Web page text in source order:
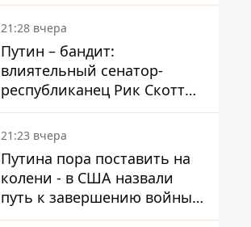
районов области
21:28 вчера
Путин – бандит:
влиятельный сенатор-
республиканец Рик Скотт
призвал Конгресс привлечь
РФ к ответственности за
войну в Украине
21:23 вчера
Путина пора поставить на
колени - в США назвали
путь к завершению войны -
National Security Journal